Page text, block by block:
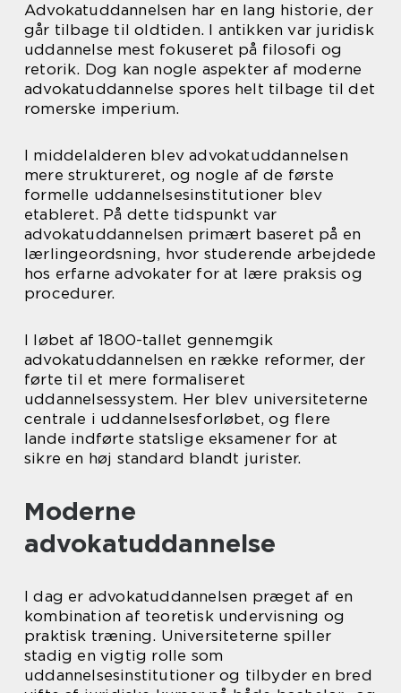
Advokatuddannelsen har en lang historie, der
går tilbage til oldtiden. I antikken var juridisk
uddannelse mest fokuseret på filosofi og
retorik. Dog kan nogle aspekter af moderne
advokatuddannelse spores helt tilbage til det
romerske imperium.
I middelalderen blev advokatuddannelsen
mere struktureret, og nogle af de første
formelle uddannelsesinstitutioner blev
etableret. På dette tidspunkt var
advokatuddannelsen primært baseret på en
lærlingeordsning, hvor studerende arbejdede
hos erfarne advokater for at lære praksis og
procedurer.
I løbet af 1800-tallet gennemgik
advokatuddannelsen en række reformer, der
førte til et mere formaliseret
uddannelsessystem. Her blev universiteterne
centrale i uddannelsesforløbet, og flere
lande indførte statslige eksamener for at
sikre en høj standard blandt jurister.
Moderne
advokatuddannelse
I dag er advokatuddannelsen præget af en
kombination af teoretisk undervisning og
praktisk træning. Universiteterne spiller
stadig en vigtig rolle som
uddannelsesinstitutioner og tilbyder en bred